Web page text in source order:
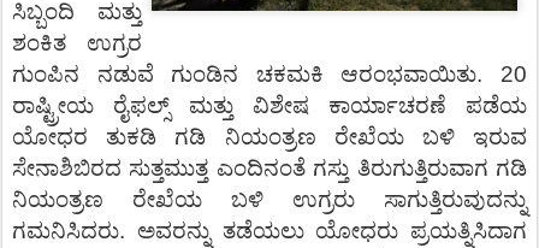
ಸಿಬ್ಬಂದಿ
ಮತ್ತು
ಶಂಕಿತ
ಉಗ್ರರ
ಗುಂಪಿನ
ನಡುವೆ ಗುಂಡಿನ ಚಕಮಕಿ ಆರಂಭವಾಯಿತು. 20
ರಾಷ್ಟ್ರೀಯ
ರೈಫಲ್ಸ್ ಮತ್ತು ವಿಶೇಷ ಕಾರ್ಯಾಚರಣೆ
ಪಡೆಯ
ಯೋಧರ
ತುಕಡಿ ಗಡಿ ನಿಯಂತ್ರಣ ರೇಖೆಯ ಬಳಿ
ಇರುವ
ಸೇನಾಶಿಬಿರದ ಸುತ್ತಮುತ್ತ ಎಂದಿನಂತೆ ಗಸ್ತು ತಿರುಗುತ್ತಿರುವಾಗ ಗಡಿ
ನಿಯಂತ್ರಣ
ರೇಖೆಯ ಬಳಿ ಉಗ್ರರು
ಸಾಗುತ್ತಿರುವುದನ್ನು
ಗಮನಿಸಿದರು. ಅವರನ್ನು ತಡೆಯಲು ಯೋಧರು ಪ್ರಯತ್ನಿಸಿದಾಗ